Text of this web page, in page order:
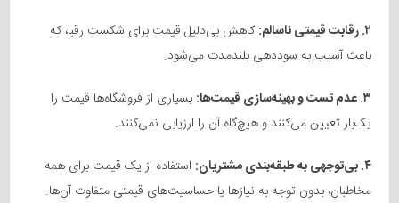
۲. رقابت قیمتی ناسالم:
کاهش بی‌دلیل قیمت برای شکست رقبا، که
باعث آسیب به سوددهی بلندمدت می‌شود.
۳. عدم تست و بهینه‌سازی قیمت‌ها:
بسیاری از فروشگاه‌ها قیمت را
یک‌بار تعیین می‌کنند و هیچ‌گاه آن را ارزیابی نمی‌کنند.
۴. بی‌توجهی به طبقه‌بندی مشتریان:
استفاده از یک قیمت برای همه
مخاطبان، بدون توجه به نیازها یا حساسیت‌های قیمتی متفاوت آن‌ها.